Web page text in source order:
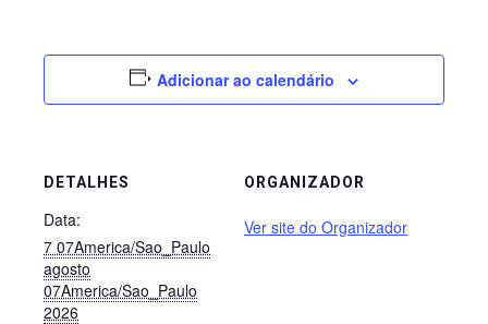
Adicionar ao calendário
DETALHES
Data:
7 07America/Sao_Paulo
agosto
07America/Sao_Paulo
2026
ORGANIZADOR
Ver site do Organizador